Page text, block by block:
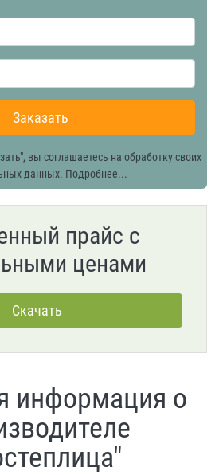
Заказать
вы соглашаетесь на обработку своих
данных. Подробнее...
прайс с
ценами
информация о